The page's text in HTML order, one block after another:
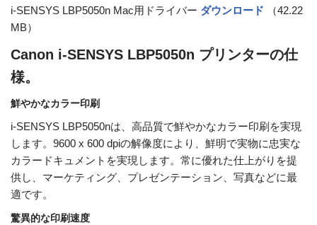
i-SENSYS LBP5050n Mac用ドライバー ダウンロード
（42.22
MB）
Canon i-SENSYS LBP5050n プリンターの仕
様。
鮮やかなカラー印刷
i-SENSYS LBP5050nは、高品質で鮮やかなカラー印刷を実現
します。9600 x 600 dpiの解像度により、鮮明で実物に忠実な
カラー​​ドキュメントを実現します。常に優れた仕上がりを提
供し、マーケティング、プレゼンテーション、写真などに最
適です。
驚異的な印刷速度